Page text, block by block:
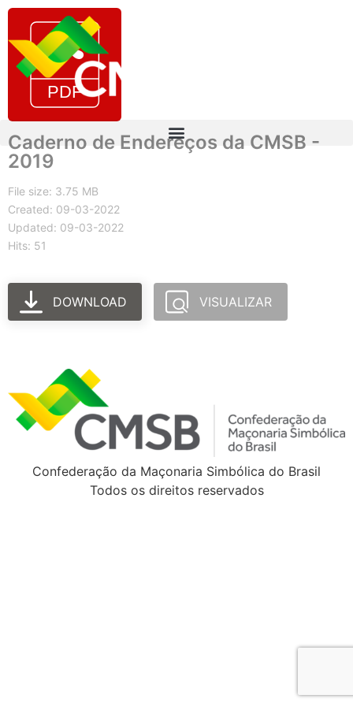
Caderno de Endereços da CMSB -
2019
File size: 3.75 MB
Created: 09-03-2022
Updated: 09-03-2022
Hits: 51
DOWNLOAD VISUALIZAR
Confederação da Maçonaria Simbólica do Brasil
Todos os direitos reservados